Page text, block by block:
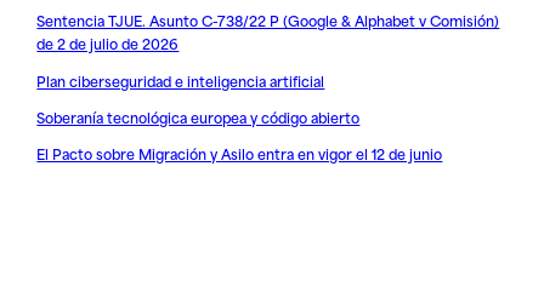
Sentencia TJUE. Asunto C-738/22 P (Google & Alphabet v Comisión)
de 2 de julio de 2026
Plan ciberseguridad e inteligencia artificial
Soberanía tecnológica europea y código abierto
El Pacto sobre Migración y Asilo entra en vigor el 12 de junio